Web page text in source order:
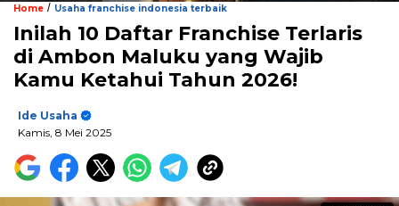
Home / Usaha franchise indonesia terbaik
Inilah 10 Daftar Franchise Terlaris
di Ambon Maluku yang Wajib
Kamu Ketahui Tahun 2026!
Ide Usaha
Kamis, 8 Mei 2025